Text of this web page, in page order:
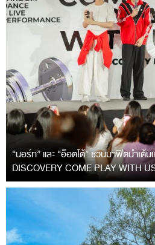
“นอร์ท” และ “อ๊อตโต้” ชวนมาฟิตนำเต้น
DISCOVERY COME PLAY WITH